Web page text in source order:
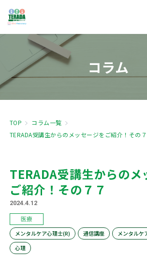
コラム
TOP
コラム一覧
TERADA受講生からのメッセージをご紹介！その
TERADA受講生からのメ
ご紹介！その７７
2024.4.12
医療
メンタルケア心理士(R) 通信講座
メンタルケ
心理